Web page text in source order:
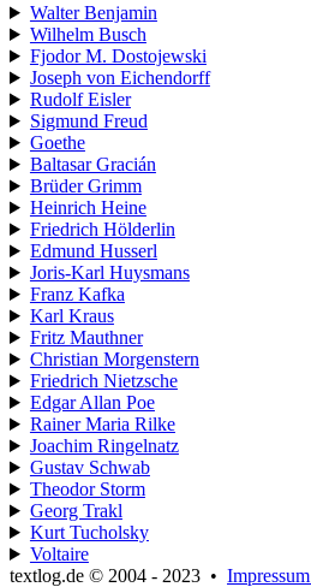
Walter Benjamin
Wilhelm Busch
Fjodor M. Dostojewski
Joseph von Eichendorff
Rudolf Eisler
Sigmund Freud
Goethe
Baltasar Gracián
Brüder Grimm
Heinrich Heine
Friedrich Hölderlin
Edmund Husserl
Joris-Karl Huysmans
Franz Kafka
Karl Kraus
Fritz Mauthner
Christian Morgenstern
Friedrich Nietzsche
Edgar Allan Poe
Rainer Maria Rilke
Joachim Ringelnatz
Gustav Schwab
Theodor Storm
Georg Trakl
Kurt Tucholsky
Voltaire
textlog.de © 2004 - 2023 • Impressum